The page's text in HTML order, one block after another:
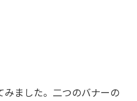
ました。二つのバナーの